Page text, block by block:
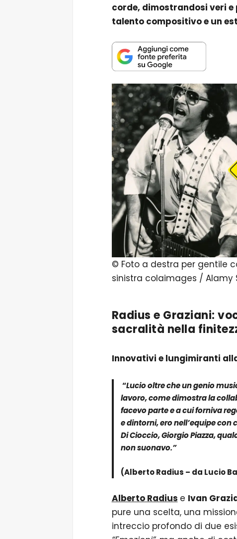
corde, dimostrandosi veri
talento compositivo e un
© Foto a destra per gentile
sinistra colaimages / Alamy
Radius e Graziani:
sacralità nella
Innovativi e lungimiranti
“Lucio oltre che un genio
lavoro, come dimostra la
facevo parte e a cui forniva
e dintorni, ero nell’equipe con
Di Cioccio, Giorgio Piazza,
non suonavo.”
(Alberto Radius – da Lucio
Alberto Radius e Ivan
pure una scelta, una
intreccio profondo di due